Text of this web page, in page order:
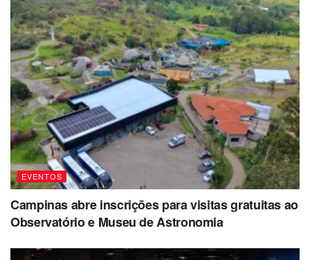
EVENTOS
Campinas abre inscrições para visitas gratuitas ao
Observatório e Museu de Astronomia